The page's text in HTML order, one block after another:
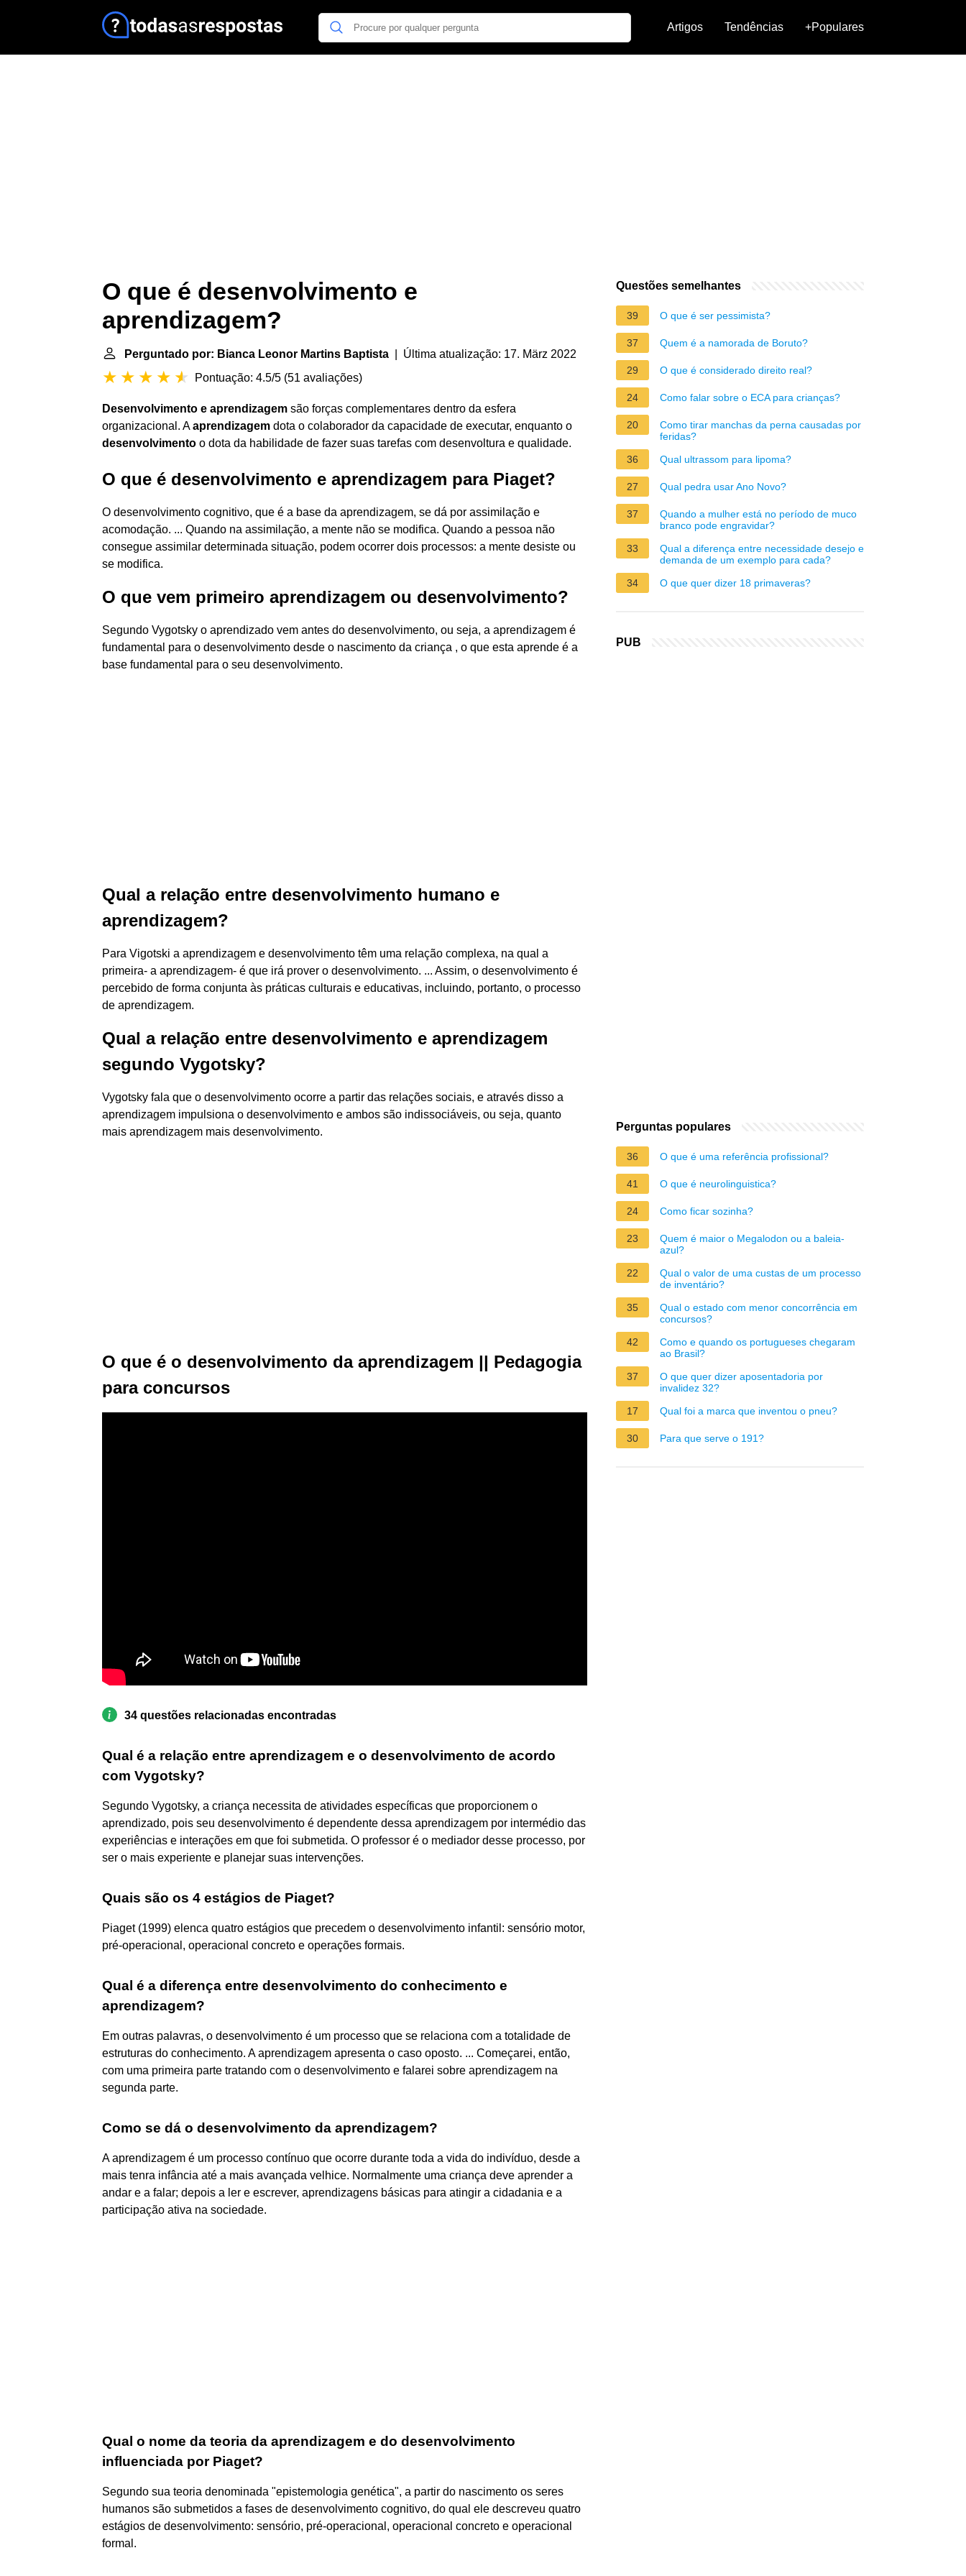
Artigos Tendências +Populares
O que é desenvolvimento e
aprendizagem?
Perguntado por: Bianca Leonor Martins Baptista | Última atualização: 17. März 2022
Pontuação: 4.5/5 (51 avaliações)
Desenvolvimento e aprendizagem são forças complementares dentro da esfera
organizacional. Aaprendizagem dota o colaborador da capacidade de executar, enquanto o
desenvolvimento o dota da habilidade de fazer suas tarefas com desenvoltura e qualidade.
O que é desenvolvimento e aprendizagem para Piaget?
O desenvolvimento cognitivo, que é a base da aprendizagem, se dá por assimilação e
acomodação. ... Quando na assimilação, a mente não se modifica. Quando a pessoa não
consegue assimilar determinada situação, podem ocorrer dois processos: a mente desiste ou
se modifica.
O que vem primeiro aprendizagem ou desenvolvimento?
Segundo Vygotsky o aprendizado vem antes do desenvolvimento, ou seja, a aprendizagem é
fundamental para o desenvolvimento desde o nascimento da criança , o que esta aprende é a
base fundamental para o seu desenvolvimento.
Qual a relação entre desenvolvimento humano e
aprendizagem?
Para Vigotski a aprendizagem e desenvolvimento têm uma relação complexa, na qual a
primeira- a aprendizagem- é que irá prover o desenvolvimento. ... Assim, o desenvolvimento é
percebido de forma conjunta às práticas culturais e educativas, incluindo, portanto, o processo
de aprendizagem.
Qual a relação entre desenvolvimento e aprendizagem
segundo Vygotsky?
Vygotsky fala que o desenvolvimento ocorre a partir das relações sociais, e através disso a
aprendizagem impulsiona o desenvolvimento e ambos são indissociáveis, ou seja, quanto
mais aprendizagem mais desenvolvimento.
O que é o desenvolvimento da aprendizagem || Pedagogia
para concursos
34 questões relacionadas encontradas
Qual é a relação entre aprendizagem e o desenvolvimento de acordo
com Vygotsky?
Segundo Vygotsky, a criança necessita de atividades específicas que proporcionem o
aprendizado, pois seu desenvolvimento é dependente dessa aprendizagem por intermédio das
experiências e interações em que foi submetida. O professor é o mediador desse processo, por
ser o mais experiente e planejar suas intervenções.
Quais são os 4 estágios de Piaget?
Piaget (1999) elenca quatro estágios que precedem o desenvolvimento infantil: sensório motor,
pré-operacional, operacional concreto e operações formais.
Qual é a diferença entre desenvolvimento do conhecimento e
aprendizagem?
Em outras palavras, o desenvolvimento é um processo que se relaciona com a totalidade de
estruturas do conhecimento. A aprendizagem apresenta o caso oposto. ... Começarei, então,
com uma primeira parte tratando com o desenvolvimento e falarei sobre aprendizagem na
segunda parte.
Como se dá o desenvolvimento da aprendizagem?
A aprendizagem é um processo contínuo que ocorre durante toda a vida do indivíduo, desde a
mais tenra infância até a mais avançada velhice. Normalmente uma criança deve aprender a
andar e a falar; depois a ler e escrever, aprendizagens básicas para atingir a cidadania e a
participação ativa na sociedade.
Qual o nome da teoria da aprendizagem e do desenvolvimento
influenciada por Piaget?
Segundo sua teoria denominada "epistemologia genética", a partir do nascimento os seres
humanos são submetidos a fases de desenvolvimento cognitivo, do qual ele descreveu quatro
estágios de desenvolvimento: sensório, pré-operacional, operacional concreto e operacional
formal.
Questões semelhantes
39 O que é ser pessimista?
37 Quem é a namorada de Boruto?
29 O que é considerado direito real?
24 Como falar sobre o ECA para crianças?
20
Como tirar manchas da perna causadas por
feridas?
36
Qual ultrassom para lipoma?
27 Qual pedra usar Ano Novo?
37
Quando a mulher está no período de muco
branco pode engravidar?
33
Qual a diferença entre necessidade desejo e
demanda de um exemplo para cada?
34
O que quer dizer 18 primaveras?
PUB
Perguntas populares
36 O que é uma referência profissional?
41 O que é neurolinguistica?
24 Como ficar sozinha?
23
Quem é maior o Megalodon ou a baleia-
azul?
22
Qual o valor de uma custas de um processo
de inventário?
35
Qual o estado com menor concorrência em
concursos?
42
Como e quando os portugueses chegaram
ao Brasil?
37
O que quer dizer aposentadoria por
invalidez 32?
17
Qual foi a marca que inventou o pneu?
30 Para que serve o 191?